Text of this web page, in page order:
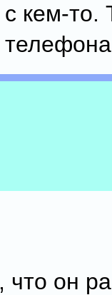
кем-то.
что он